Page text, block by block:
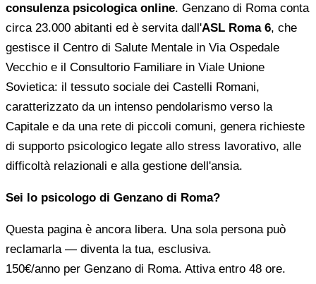
consulenza psicologica online. Genzano di Roma conta
circa 23.000 abitanti ed è servita dall'ASL Roma 6, che
gestisce il Centro di Salute Mentale in Via Ospedale
Vecchio e il Consultorio Familiare in Viale Unione
Sovietica: il tessuto sociale dei Castelli Romani,
caratterizzato da un intenso pendolarismo verso la
Capitale e da una rete di piccoli comuni, genera richieste
di supporto psicologico legate allo stress lavorativo, alle
difficoltà relazionali e alla gestione dell'ansia.
Sei lo psicologo di Genzano di Roma?
Questa pagina è ancora libera. Una sola persona può
reclamarla — diventa la tua, esclusiva.
150€/anno per Genzano di Roma. Attiva entro 48 ore.